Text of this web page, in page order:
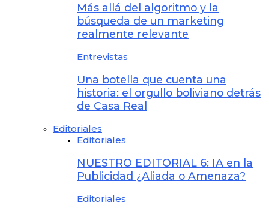
Más allá del algoritmo y la
búsqueda de un marketing
realmente relevante
Entrevistas
Una botella que cuenta una
historia: el orgullo boliviano detrás
de Casa Real
Editoriales
Editoriales
NUESTRO EDITORIAL 6: IA en la
Publicidad ¿Aliada o Amenaza?
Editoriales